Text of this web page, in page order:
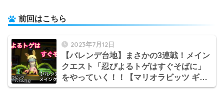
前回はこちら
2023年7月12日
【バレンデ台地】まさかの3連戦！メイン
クエスト「忍びよるトゲはすぐそばに」
をやっていく！！【マリオラビッツ ギャ
ラクシーバトル日記】